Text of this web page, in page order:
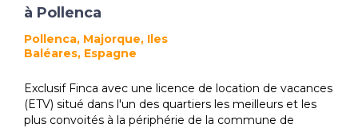
à Pollenca
Pollenca, Majorque, Iles
Baléares, Espagne
Exclusif Finca avec une licence de location de vacances
(ETV) situé dans l'un des quartiers les meilleurs et les
plus convoités à la périphérie de la commune de